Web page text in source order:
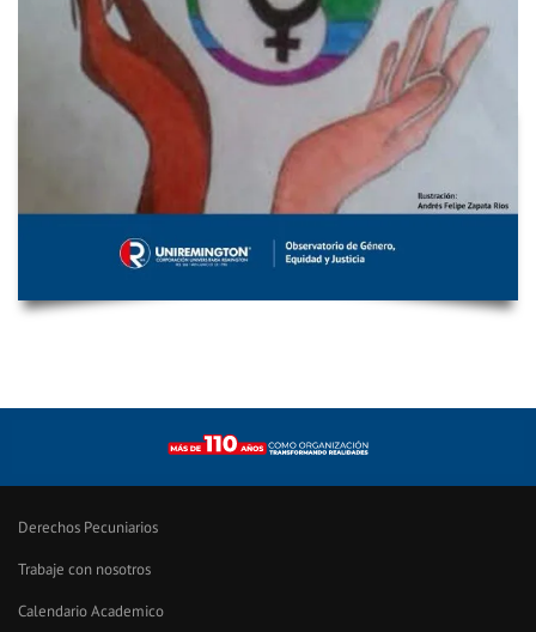
Derechos Pecuniarios
Trabaje con nosotros
Calendario Academico